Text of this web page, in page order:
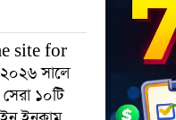
site for
সালে
১০টি